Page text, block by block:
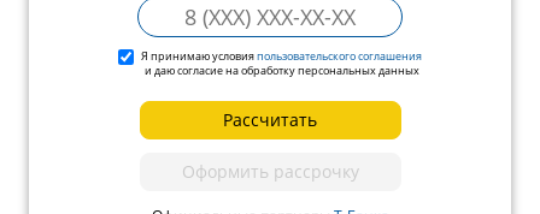
Я принимаю условияпользовательского соглашения
и даю согласие на обработку персональных данных
Рассчитать
Оформить рассрочку